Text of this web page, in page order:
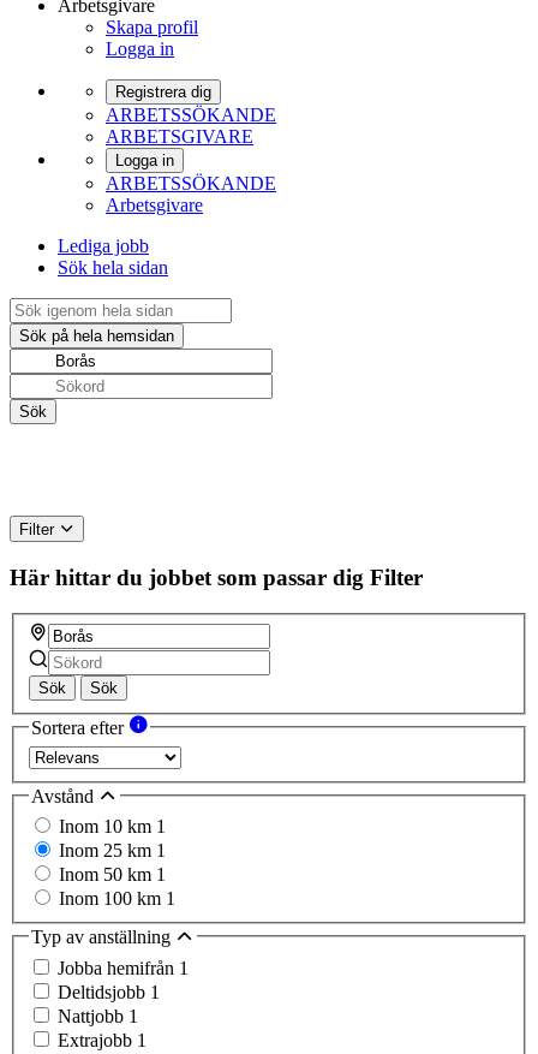
Arbetsgivare
Skapa profil
Logga in
Registrera dig
ARBETSSÖKANDE
ARBETSGIVARE
Logga in
ARBETSSÖKANDE
Arbetsgivare
Lediga jobb
Sök hela sidan
Filter
Här hittar du jobbet som passar dig Filter
Sök Sök
Sortera efter
Avstånd
Inom 10 km 1
Inom 25 km 1
Inom 50 km 1
Inom 100 km 1
Typ av anställning
Jobba hemifrån 1
Deltidsjobb 1
Nattjobb 1
Extrajobb 1